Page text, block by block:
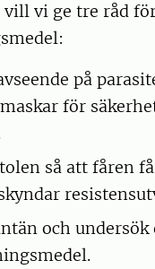
vill vi ge tre råd
på
för
så att fåren
och